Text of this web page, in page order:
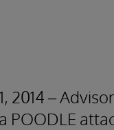
2014 –
POODLE